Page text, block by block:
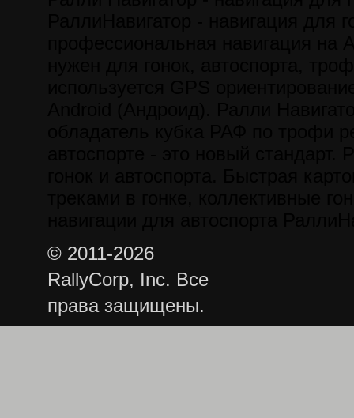
© 2011-2026
RallyCorp, Inc. Все
права защищены.